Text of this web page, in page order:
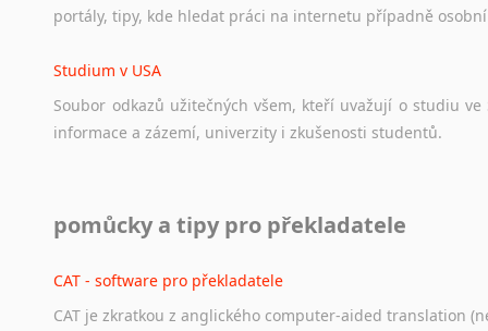
portály, tipy, kde hledat práci na internetu případně osobní
Studium v USA
Soubor odkazů užitečných všem, kteří uvažují o studiu ve
informace a zázemí, univerzity i zkušenosti studentů.
Odkazy poskytující cenné informace nekomerčního
Studium v Austrálii
pomůcky a tipy pro překladatele
CAT - software pro překladatele
CAT je zkratkou z anglického computer-aided translation